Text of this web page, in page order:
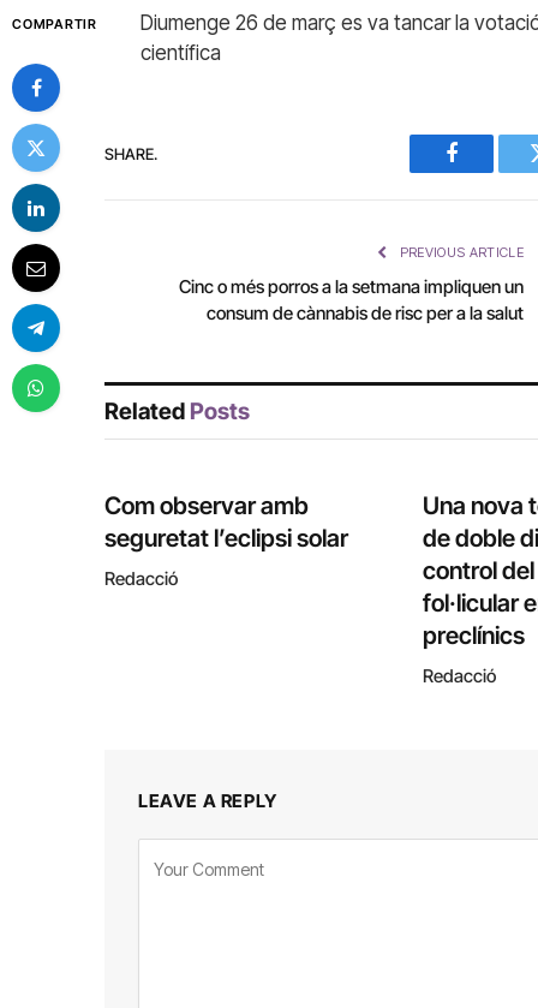
COMPARTIR
Diumenge 26 de març es va tancar la
científica
SHARE.
Facebook
PREVIOUS ARTICLE
Cinc o més porros a la setmana impliquen un
consum de cànnabis de risc per a la salut
Related Posts
Com observar amb
seguretat l’eclipsi solar
Redacció
Una nova
de doble
control
fol·licular
preclínics
Redacció
LEAVE A REPLY